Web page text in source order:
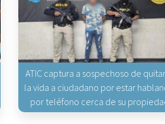
ATIC captura a sospechoso de
la vida a ciudadano por estar
por teléfono cerca de su